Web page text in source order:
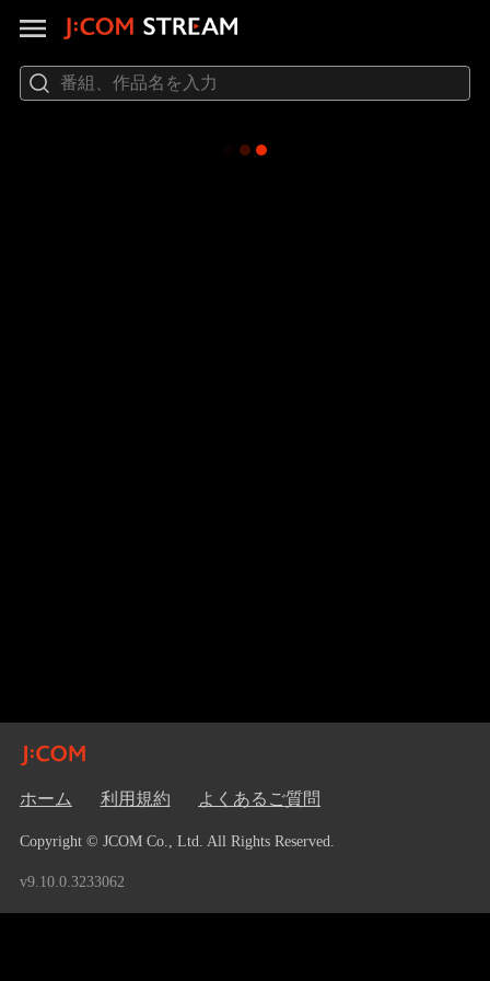
ホーム 利用規約 よくあるご質問
Copyright © JCOM Co., Ltd. All Rights Reserved.
v9.10.0.3233062